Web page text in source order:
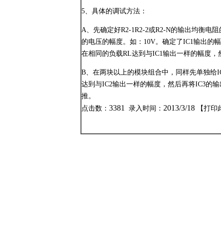
5、具体的调试方法：
A、先确定好R2-1R2-2或R2-N的输出均衡电
的电压的幅度。如：10V。确定了IC1输出的
在相同的负载RL达到与IC1输出一样的幅度
B、在两块以上的模块组合中，同样先单独给
达到与IC2输出一样的幅度，然后再将IC3的
推。
点击数： 3381 录入时间： 2013/3/18 【打印